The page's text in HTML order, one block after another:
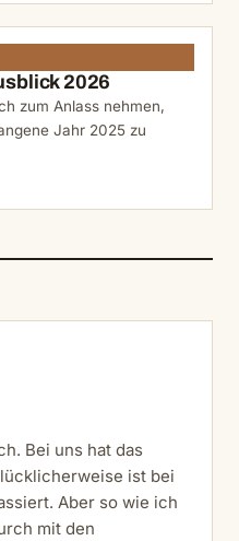
2026
zum Anlass nehmen,
Jahr 2025 zu
Bei uns hat das
ist bei
Aber so wie ich
mit den